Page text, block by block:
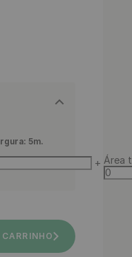
5m.
+ Área